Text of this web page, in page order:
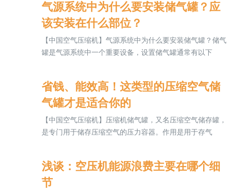
气源系统中为什么要安装储气罐？应
该安装在什么部位？
【中国空气压缩机】气源系统中为什么要安装储气罐？储气
罐是气源系统中一个重要设备，设置储气罐通常有以下
省钱、能效高！这类型的压缩空气储
气罐才是适合你的
【中国空气压缩机】压缩机储气罐，又名压缩空气储存罐，
是专门用于储存压缩空气的压力容器。作用是用于存气
浅谈：空压机能源浪费主要在哪个细
节